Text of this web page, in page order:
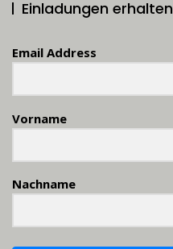
Einladungen erhalten
Email Address
Vorname
Nachname